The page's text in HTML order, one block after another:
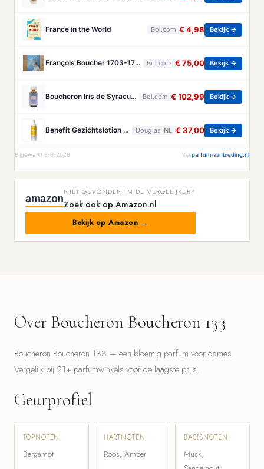
France in the World Bol.com € 4,98 Bekijk →
François Boucher 1703-1770 - Brandt, Christa Bol.com € 75,00 Bekijk →
Boucheron Iris de Syracuse - 125 ml - eau de parfum spray - damesparfum Bol.com € 102,99 Bekijk →
Benefit Gezichtslotion The POREfessional Gezichtstoner Unisex 133ml Douglas_NL € 37,00 Bekijk →
Bijgewerkt 9-8-2026 Via parfum-aanbieding.nl
amazon
NIET GEVONDEN IN DE VERGELIJKER?
Zoek ook op Amazon.nl
Bekijk op Amazon →
Over Boucheron Boucheron 133
Boucheron Boucheron 133 — een bloemig parfum voor dames.
Vergelijk bij 21+ parfumwinkels voor de laagste prijs.
Geurprofiel
TOPNOTEN
Bergamot
HARTNOTEN
Roos, Amber
BASISNOTEN
Musk,